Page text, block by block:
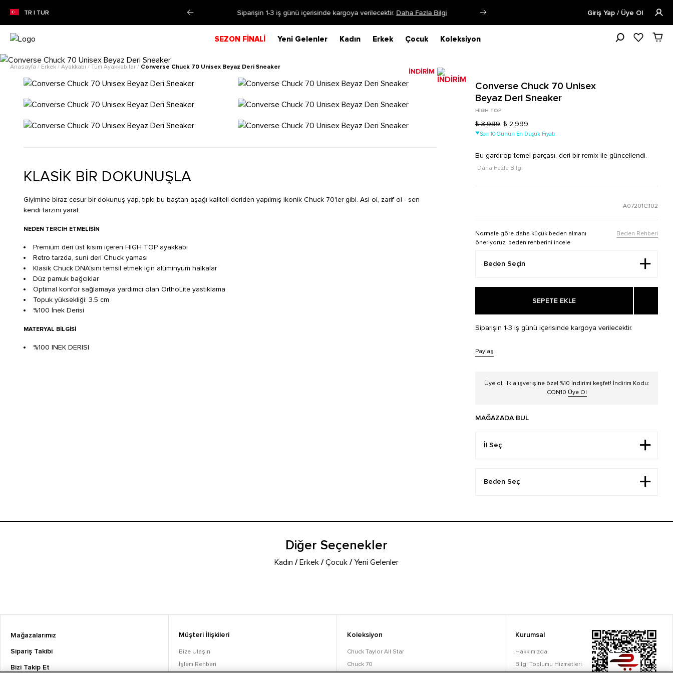
TR | TUR
İNDİRİMİ!Alışverişe Başla! Siparişin 1-3 iş günü içerisinde kargoya verilecektir.Daha Fazla Bilgi Öğrencilere Özel Tüm Ürünlerde
Giriş Yap / Üye Ol
SEZON FİNALİ Yeni Gelenler Kadın Erkek Çocuk Koleksiyon
Anasayfa / Erkek / Ayakkabı / Tüm Ayakkabılar / Converse Chuck 70 Unisex Beyaz Deri Sneaker
İNDİRİM
KLASİK BİR DOKUNUŞLA
Giyimine biraz cesur bir dokunuş yap, tıpkı bu baştan aşağı kaliteli deriden yapılmış ikonik Chuck 70'ler gibi. Asi ol, zarif ol - sen
kendi tarzını yarat.
NEDEN TERCIH ETMELISIN
Premium deri üst kısım içeren HIGH TOP ayakkabı
Retro tarzda, suni deri Chuck yaması
Klasik Chuck DNA'sını temsil etmek için alüminyum halkalar
Düz pamuk bağcıklar
Optimal konfor sağlamaya yardımcı olan OrthoLite yastıklama
Topuk yüksekliği: 3.5 cm
%100 İnek Derisi
MATERYAL BILGISI
%100 INEK DERISI
Converse Chuck 70 Unisex
Beyaz Deri Sneaker
HIGH TOP
₺ 3.999 ₺ 2.999
Son 10 Günün En Düşük Fiyatı
Bu gardırop temel parçası, deri bir remix ile güncellendi.
Daha Fazla Bilgi
A07201C.102
Normale göre daha küçük beden almanı
öneriyoruz, beden rehberini incele
Beden Rehberi
SEPETE EKLE
Siparişin 1-3 iş günü içerisinde kargoya verilecektir.
Paylaş
Üye ol, ilk alışverişine özel %10 İndirimi keşfet! İndirim Kodu:
CON10 Üye Ol
MAĞAZADA BUL
Diğer Seçenekler
Kadın /Erkek /Çocuk /Yeni Gelenler
Mağazalarımız
Sipariş Takibi
Bizi Takip Et
Müşteri İlişkileri
Bize Ulaşın
İşlem Rehberi
Koleksiyon
Chuck Taylor All Star
Chuck 70
Kurumsal
Hakkımızda
Bilgi Toplumu Hizmetleri